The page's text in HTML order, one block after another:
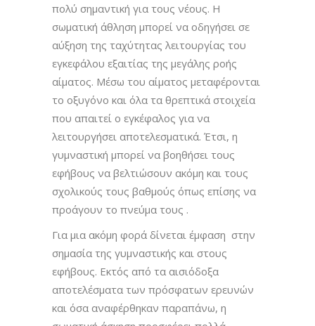
πολύ σημαντική για τους νέους. Η
σωματική άθληση μπορεί να οδηγήσει σε
αύξηση της ταχύτητας λειτουργίας του
εγκεφάλου εξαιτίας της μεγάλης ροής
αίματος. Μέσω του αίματος μεταφέρονται
το οξυγόνο και όλα τα θρεπτικά στοιχεία
που απαιτεί ο εγκέφαλος για να
λειτουργήσει αποτελεσματικά. Έτσι, η
γυμναστική μπορεί να βοηθήσει τους
εφήβους να βελτιώσουν ακόμη και τους
σχολικούς τους βαθμούς όπως επίσης να
προάγουν το πνεύμα τους .
Για μια ακόμη φορά δίνεται έμφαση στην
σημασία της γυμναστικής και στους
εφήβους. Εκτός από τα αισιόδοξα
αποτελέσματα των πρόσφατων ερευνών
και όσα αναφέρθηκαν παραπάνω, η